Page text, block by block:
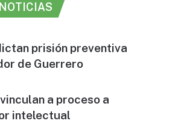
prisión preventiva
de Guerrero
a proceso a
intelectual